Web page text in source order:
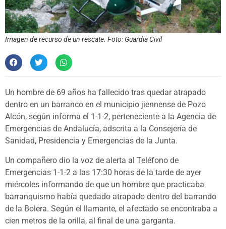
Imagen de recurso de un rescate. Foto: Guardia Civil
Un hombre de 69 años ha fallecido tras quedar atrapado
dentro en un barranco en el municipio jiennense de Pozo
Alcón, según informa el 1-1-2, perteneciente a la Agencia de
Emergencias de Andalucía, adscrita a la Consejería de
Sanidad, Presidencia y Emergencias de la Junta.
Un compañero dio la voz de alerta al Teléfono de
Emergencias 1-1-2 a las 17:30 horas de la tarde de ayer
miércoles informando de que un hombre que practicaba
barranquismo había quedado atrapado dentro del barrando
de la Bolera. Según el llamante, el afectado se encontraba a
cien metros de la orilla, al final de una garganta.